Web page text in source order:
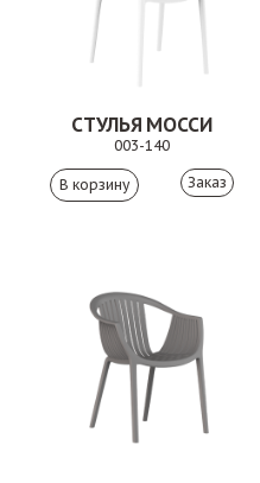
СТУЛЬЯ МОССИ
003-140
Заказ